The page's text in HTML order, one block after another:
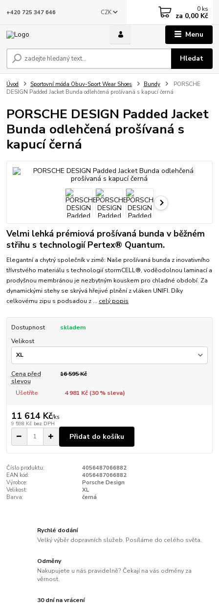
Menu
CZK
Hledat
+420 725 347 646 0 ks
za 0,00 Kč
Úvod Sportovní móda Obuv-Sport Wear Shoes Bundy
PORSCHE
DESIGN Padded Jacket Bunda odlehčená prošívaná s kapucí černá
PORSCHE DESIGN Padded Jacket
Bunda odlehčená prošívaná s
kapucí černá
Velmi lehká prémiová prošívaná bunda v běžném
střihu s technologií Pertex® Quantum.
Elegantní a chytrý společník v zimě: Naše prošívaná bunda z inovativního
třívrstvého materiálu s technologií stormCELL®, voděodolnou laminací a
prodyšnou membránou je nezbytným kouskem pro chladné období. Za
dynamickými stehy se skrývá hřejivé plnění z vláken UNIFI. Díky
celkovému zipu s podsadou z ... celý popis
Dostupnost
skladem
Velikost
Cena před
slevou
16 595 Kč
Ušetříte 4 981 Kč (30% sleva)
11 614 Kč/ks
9 598 Kč bez DPH
Přidat do košíku
Číslo produktu:
4056487066882
EAN kód:
4056487066882
Výrobce:
Porsche Design
Velikost:
XL
Barva:
černá
Rychlé dodání
Velký výběr dopravních služeb. Posíláme do celého světa.
Odměny
Nakupujete u nás pravidelně? Čekají na vás odměny za
věrnost.
30 dní na vrácení